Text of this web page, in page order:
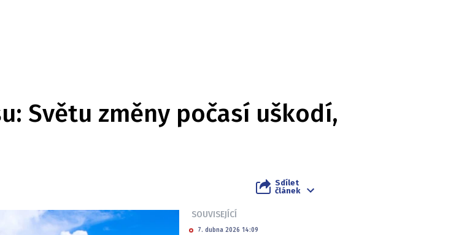
Světu změny počasí uškodí,
Sdílet
článek
SOUVISEJÍCÍ
7. dubna 2026 14:09